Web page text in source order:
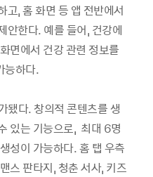
고, 홈 화면 등 앱 전반에서
안한다. 예를 들어, 건강에
면에서 건강 관련 정보를
능하다.
됐다. 창의적 콘텐츠를 생
있는 기능으로, 최대 6명
성이 가능하다. 홈 탭 우측
스 판타지, 청춘 서사, 키즈